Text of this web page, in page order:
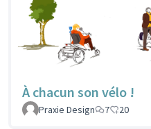
À chacun son vélo !
Praxie Design
7 20